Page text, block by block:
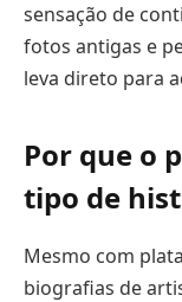
sensação de
fotos antigas e
leva direto para
Por que o
tipo de
Mesmo com
biografias de